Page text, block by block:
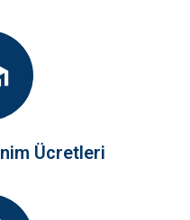
Ücretleri